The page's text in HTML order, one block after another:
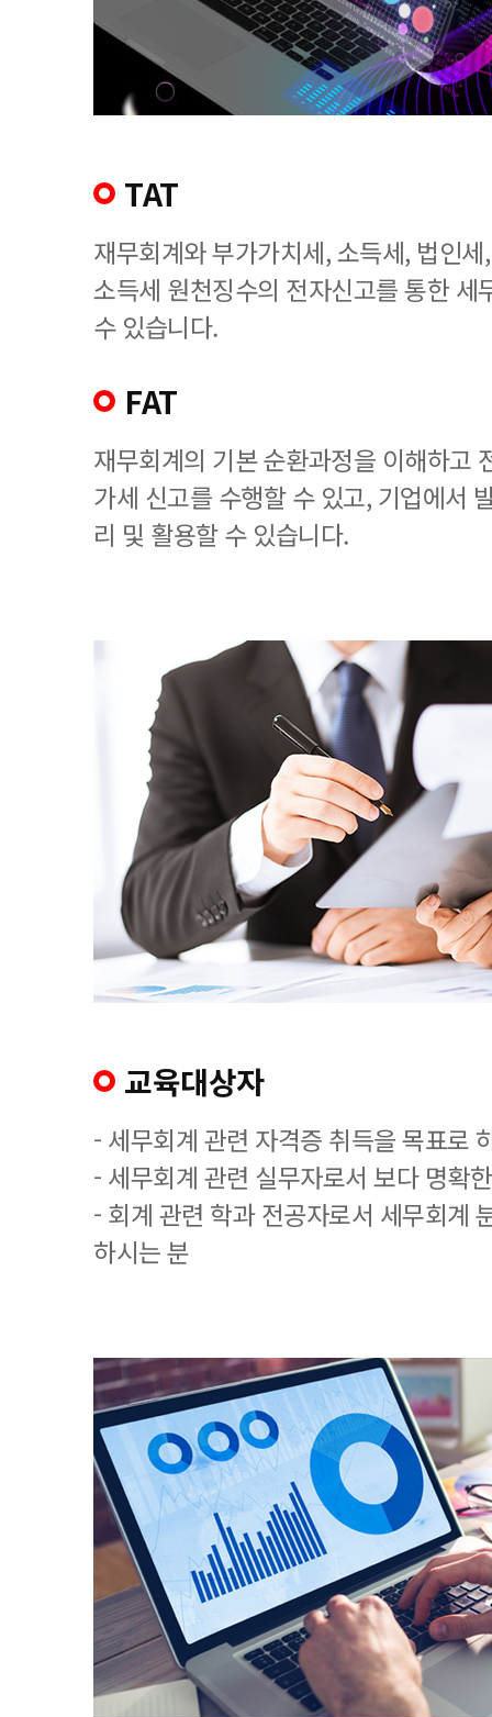
TAT
재무회계와 부가가치세, 소득세, 법인
소득세 원천징수의 전자신고를 통한 세
수 있습니다.
FAT
재무회계의 기본 순환과정을 이해하고
가세 신고를 수행할 수 있고, 기업에서
리 및 활용할 수 있습니다.
교육대상자
- 세무회계 관련 자격증 취득을 목표로
- 세무회계 관련 실무자로서 보다 명확
- 회계 관련 학과 전공자로서 세무회계
하시는 분